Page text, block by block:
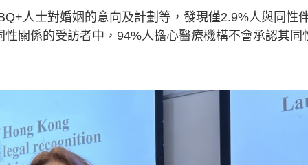
人士對婚姻的意向及計劃等，發現僅2.9%人與同性
關係的受訪者中，94%人擔心醫療機構不會承認其同